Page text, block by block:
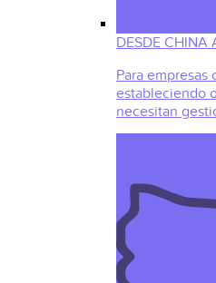
DESDE CHINA
Para empresas
estableciendo
necesitan